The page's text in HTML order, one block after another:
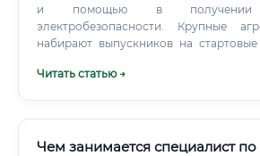
и помощью в
электробезопасности. Крупные
набирают выпускников на
Читать статью →
Чем занимается специалист по